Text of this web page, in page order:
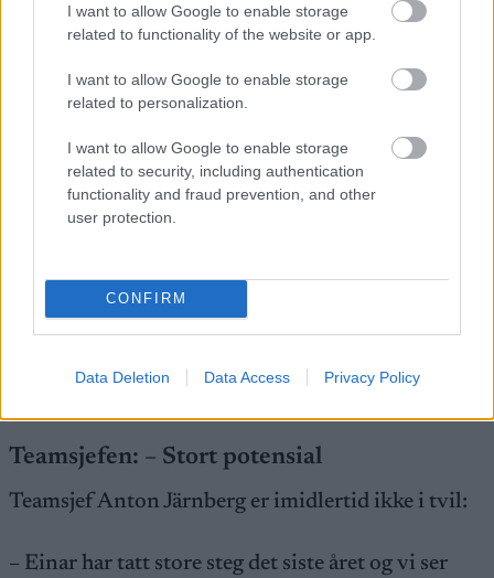
I want to allow Google to enable storage
related to functionality of the website or app.
I want to allow Google to enable storage
related to personalization.
I want to allow Google to enable storage
related to security, including authentication
functionality and fraud prevention, and other
user protection.
CONFIRM
Data Deletion Data Access Privacy Policy
– Det hadde vært stilig å komme på pallen, men
topp fem er nok realistisk i år i hvert fall.
Og Vasaloppet? Det står faktisk ikke øverst på lista
til Kalland-Olsen.
– Det er nok andre renn som passer meg bedre.
Men Birkebeinerrennet henger veldig høyt.
Saken fortsetter under
Einar Kalland-Olsen leder langløpscupen World Challenge
Teamsjefen: – Stort potensial
Teamsjef Anton Järnberg er imidlertid ikke i tvil:
– Einar har tatt store steg det siste året og vi ser